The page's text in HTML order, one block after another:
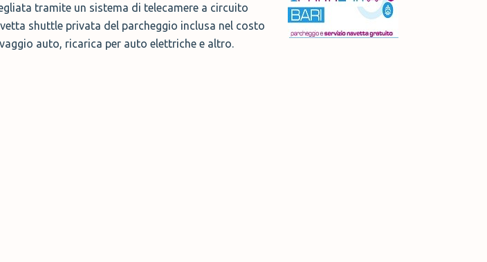
tramite un sistema di telecamere a circuito
shuttle privata del parcheggio inclusa nel costo
auto, ricarica per auto elettriche e altro.